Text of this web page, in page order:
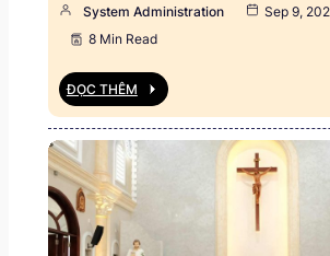
System Administration
Sep 9,
8 Min Read
ĐỌC THÊM